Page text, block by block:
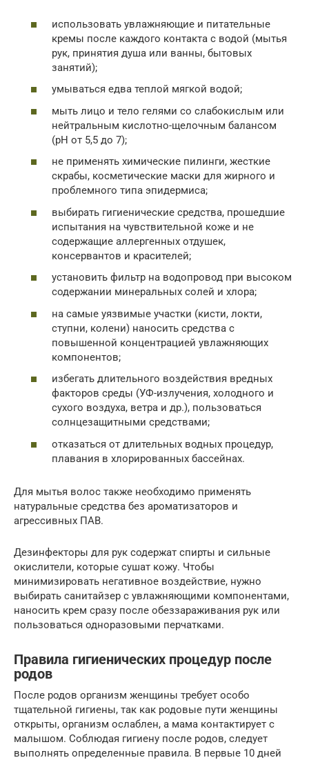
использовать увлажняющие и питательные
кремы после каждого контакта с водой (мытья
рук, принятия душа или ванны, бытовых
занятий);
умываться едва теплой мягкой водой;
мыть лицо и тело гелями со слабокислым или
нейтральным кислотно-щелочным балансом
(рН от 5,5 до 7);
не применять химические пилинги, жесткие
скрабы, косметические маски для жирного и
проблемного типа эпидермиса;
выбирать гигиенические средства, прошедшие
испытания на чувствительной коже и не
содержащие аллергенных отдушек,
консервантов и красителей;
установить фильтр на водопровод при высоком
содержании минеральных солей и хлора;
на самые уязвимые участки (кисти, локти,
ступни, колени) наносить средства с
повышенной концентрацией увлажняющих
компонентов;
избегать длительного воздействия вредных
факторов среды (УФ-излучения, холодного и
сухого воздуха, ветра и др.), пользоваться
солнцезащитными средствами;
отказаться от длительных водных процедур,
плавания в хлорированных бассейнах.
Для мытья волос также необходимо применять
натуральные средства без ароматизаторов и
агрессивных ПАВ.
Дезинфекторы для рук содержат спирты и сильные
окислители, которые сушат кожу. Чтобы
минимизировать негативное воздействие, нужно
выбирать санитайзер с увлажняющими компонентами,
наносить крем сразу после обеззараживания рук или
пользоваться одноразовыми перчатками.
Правила гигиенических процедур после
родов
После родов организм женщины требует особо
тщательной гигиены, так как родовые пути женщины
открыты, организм ослаблен, а мама контактирует с
малышом. Соблюдая гигиену после родов, следует
выполнять определенные правила. В первые 10 дней